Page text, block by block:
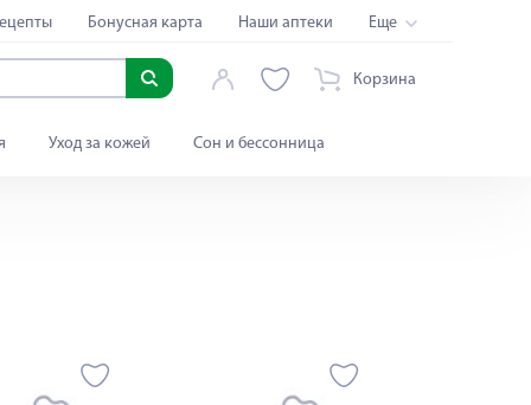
Бонусная карта Наши аптеки Еще
Корзина
Уход за кожей Сон и бессонница